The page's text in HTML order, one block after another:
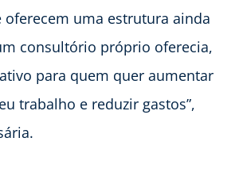
oferecem uma estrutura ainda
consultório próprio oferecia,
para quem quer aumentar
trabalho e reduzir gastos”,